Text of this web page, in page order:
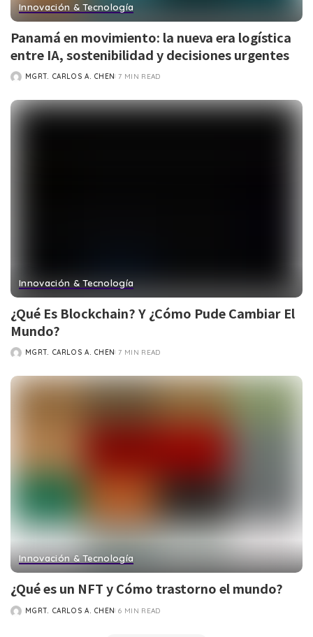
Innovación & Tecnología
Panamá en movimiento: la nueva era logística
entre IA, sostenibilidad y decisiones urgentes
MGRT. CARLOS A. CHEN 7 MIN READ
Innovación & Tecnología
¿Qué Es Blockchain? Y ¿Cómo Pude Cambiar El
Mundo?
MGRT. CARLOS A. CHEN 7 MIN READ
Innovación & Tecnología
¿Qué es un NFT y Cómo trastorno el mundo?
MGRT. CARLOS A. CHEN 6 MIN READ